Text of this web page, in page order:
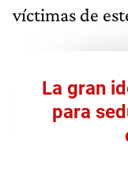
víctimas de
La gran
para